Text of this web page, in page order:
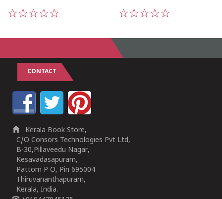
CONTACT
Kerala Book Store,
C/O Consors Technologies Pvt Ltd,
B-30,Pillaveedu Nagar,
Kesavadasapuram,
Pattom P O, Pin 695004
Thiruvananthapuram,
Kerala, India.